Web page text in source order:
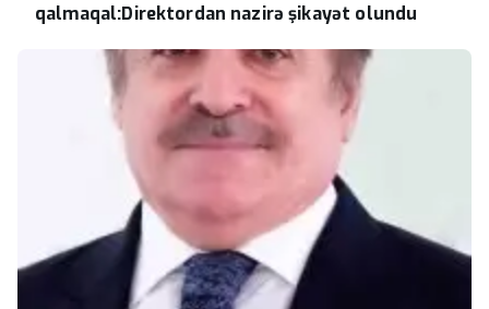
qalmaqal:Direktordan nazirə şikayət olundu